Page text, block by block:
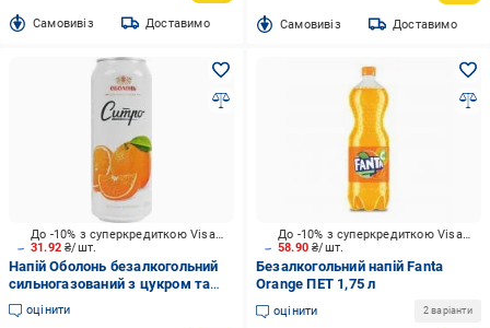
Cамовивіз Доставимо Cамовивіз Доставимо
31.92₴/шт.
До -10% з суперкредиткою Visa Вигода
Напій Оболонь безалкогольний
сильногазований з цукром та
підсолоджувачами Ситро з/б
0.5л
оцінити
58.90₴/шт.
До -10% з суперкредиткою Visa Вигода
Безалкогольний напій Fanta
Orange ПЕТ 1,75 л
оцінити 2 варіанти